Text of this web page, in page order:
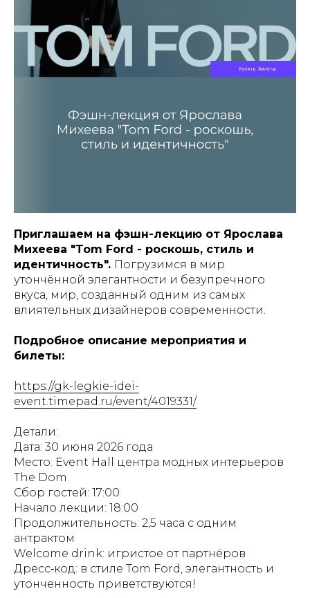
Приглашаем на фэшн-лекцию от Ярослава
Михеева "Tom Ford - роскошь, стиль и
идентичность". Погрузимся в мир
утончённой элегантности и безупречного
вкуса, мир, созданный одним из самых
влиятельных дизайнеров современности.
Подробное описание мероприятия и
билеты:
https://gk-legkie-idei-
event.timepad.ru/event/4019331/
Детали:
Дата: 30 июня 2026 года
Место: Event Hall центра модных интерьеров
The Dom
Сбор гостей: 17:00
Начало лекции: 18:00
Продолжительность: 2,5 часа с одним
антрактом
Welcome drink: игристое от партнёров
Дресс‑код: в стиле Tom Ford, элегантность и
утонченность приветствуются!